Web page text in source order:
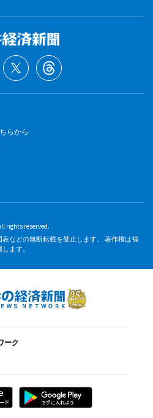
らから
rights reserved.
などの無断転載を禁止します。 著作権は福
ます。
ーク